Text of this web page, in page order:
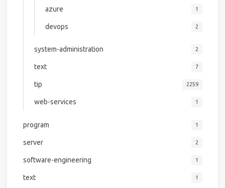
azure 1
devops 2
system-administration 2
text 7
tip 2259
web-services 1
program 1
server 2
software-engineering 1
text 1